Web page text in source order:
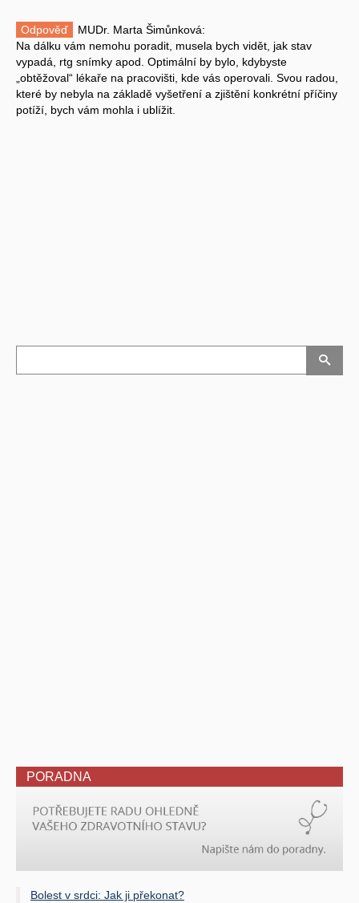
Odpověď
MUDr. Marta Šimůnková:
Na dálku vám nemohu poradit, musela bych vidět, jak stav
vypadá, rtg snímky apod. Optimální by bylo, kdybyste
„obtěžoval“ lékaře na pracovišti, kde vás operovali. Svou radou,
které by nebyla na základě vyšetření a zjištění konkrétní příčiny
potíží, bych vám mohla i ublížit.
PORADNA
Bolest v srdci: Jak ji překonat?